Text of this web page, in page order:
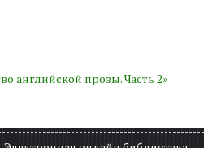
английской прозы. Часть 2»